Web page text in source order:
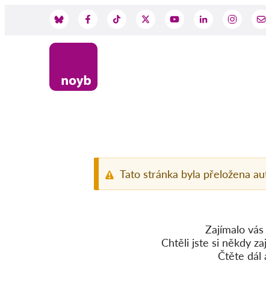
Tato stránka byla přeložena
Zajímalo
Chtěli jste si někdy
Čtěte dál